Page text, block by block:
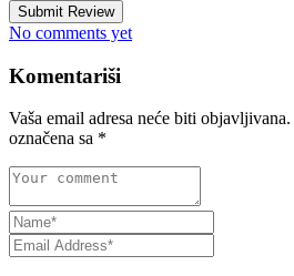
Submit Review
No comments yet
Komentariši
Vaša email adresa neće biti objavljivana.
označena sa *